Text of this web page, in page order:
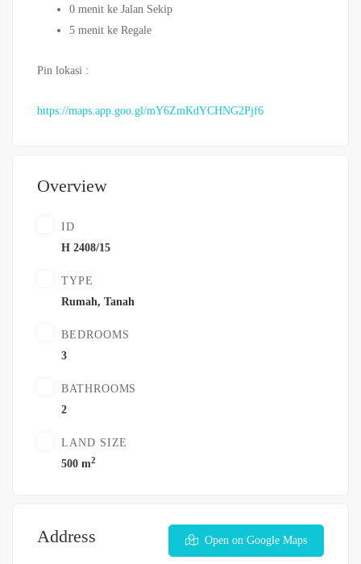
0 menit ke Jalan Sekip
5 menit ke Regale
Pin lokasi :
https://maps.app.goo.gl/mY6ZmKdYCHNG2Pjf6
Overview
ID
H 2408/15
TYPE
Rumah, Tanah
BEDROOMS
3
BATHROOMS
2
LAND SIZE
500 m2
Address Open on Google Maps